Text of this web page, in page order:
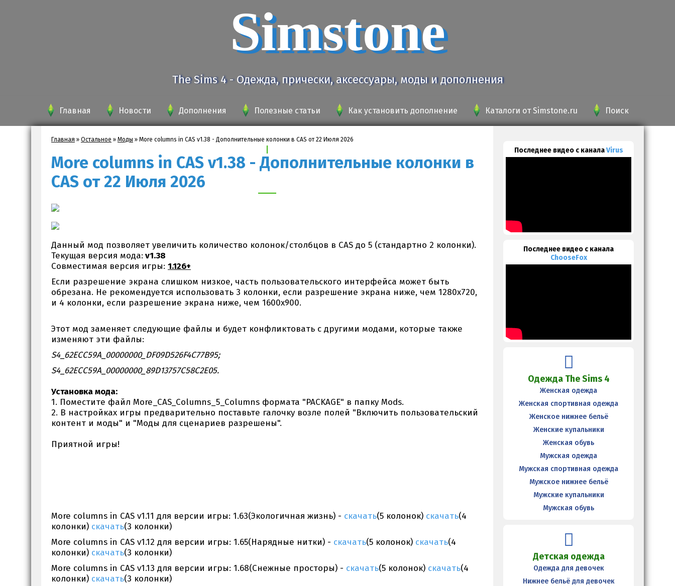
Simstone
The Sims 4 - Одежда, прически, аксессуары, моды и дополнения
Главная Новости Дополнения Полезные статьи Как установить дополнение Каталоги от Simstone.ru Поиск
Главная » Остальное » Моды » More columns in CAS v1.38 - Дополнительные колонки в CAS от 22 Июля 2026
More columns in CAS v1.38 - Дополнительные колонки в
CAS от 22 Июля 2026
Данный мод позволяет увеличить количество колонок/столбцов в CAS до 5 (стандартно 2 колонки).
Текущая версия мода: v1.38
Совместимая версия игры: 1.126+
Если разрешение экрана слишком низкое, часть пользовательского интерфейса может быть
обрезана. Не рекомендуется использовать 3 колонки, если разрешение экрана ниже, чем 1280x720,
и 4 колонки, если разрешение экрана ниже, чем 1600х900.
Этот мод заменяет следующие файлы и будет конфликтовать с другими модами, которые также
изменяют эти файлы:
S4_62ECC59A_00000000_DF09D526F4C77B95;
S4_62ECC59A_00000000_89D13757C58C2E05.
Установка мода:
1. Поместите файл More_CAS_Columns_5_Columns формата "PACKAGE" в папку Mods.
2. В настройках игры предварительно поставьте галочку возле полей "Включить пользовательский
контент и моды" и "Моды для сценариев разрешены".
Приятной игры!
More columns in CAS v1.11 для версии игры: 1.63(Экологичная жизнь) - скачать(5 колонок) скачать(4
колонки) скачать(3 колонки)
More columns in CAS v1.12 для версии игры: 1.65(Нарядные нитки) - скачать(5 колонок) скачать(4
колонки) скачать(3 колонки)
More columns in CAS v1.13 для версии игры: 1.68(Снежные просторы) - скачать(5 колонок) скачать(4
колонки) скачать(3 колонки)
Последнее видео с каналаVirus
Последнее видео с канала
ChooseFox
Одежда The Sims 4
Женская одежда
Женская спортивная одежда
Женское нижнее бельё
Женские купальники
Женская обувь
Мужская одежда
Мужская спортивная одежда
Мужское нижнее бельё
Мужские купальники
Мужская обувь
Детская одежда
Одежда для девочек
Нижнее бельё для девочек